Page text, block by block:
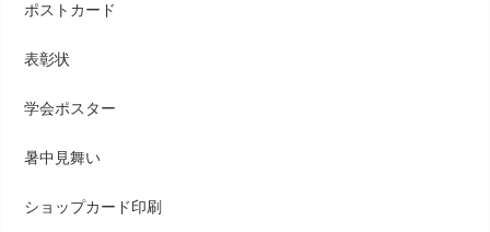
ポストカード
表彰状
学会ポスター
暑中見舞い
ショップカード印刷